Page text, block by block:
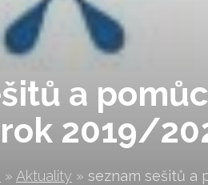
a
2019/
» Aktuality » seznam sešitů a